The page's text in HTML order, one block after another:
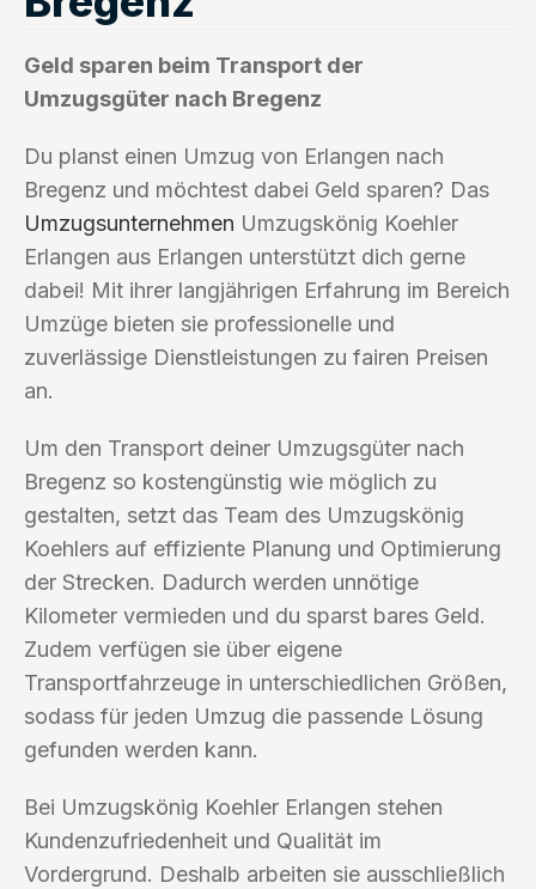
Geld sparen beim Transport der
Umzugsgüter nach Bregenz
Du planst einen Umzug von Erlangen nach
Bregenz und möchtest dabei Geld sparen? Das
Umzugsunternehmen Umzugskönig Koehler
Erlangen aus Erlangen unterstützt dich gerne
dabei! Mit ihrer langjährigen Erfahrung im Bereich
Umzüge bieten sie professionelle und
zuverlässige Dienstleistungen zu fairen Preisen
an.
Um den Transport deiner Umzugsgüter nach
Bregenz so kostengünstig wie möglich zu
gestalten, setzt das Team des Umzugskönig
Koehlers auf effiziente Planung und Optimierung
der Strecken. Dadurch werden unnötige
Kilometer vermieden und du sparst bares Geld.
Zudem verfügen sie über eigene
Transportfahrzeuge in unterschiedlichen Größen,
sodass für jeden Umzug die passende Lösung
gefunden werden kann.
Bei Umzugskönig Koehler Erlangen stehen
Kundenzufriedenheit und Qualität im
Vordergrund. Deshalb arbeiten sie ausschließlich